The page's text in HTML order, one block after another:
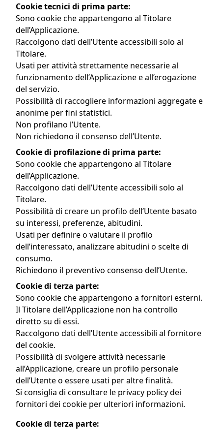
Cookie tecnici di prima parte:
Sono cookie che appartengono al Titolare
dell’Applicazione.
Raccolgono dati dell’Utente accessibili solo al
Titolare.
Usati per attività strettamente necessarie al
funzionamento dell’Applicazione e all’erogazione
del servizio.
Possibilità di raccogliere informazioni aggregate e
anonime per fini statistici.
Non profilano l’Utente.
Non richiedono il consenso dell’Utente.
Cookie di profilazione di prima parte:
Sono cookie che appartengono al Titolare
dell’Applicazione.
Raccolgono dati dell’Utente accessibili solo al
Titolare.
Possibilità di creare un profilo dell’Utente basato
su interessi, preferenze, abitudini.
Usati per definire o valutare il profilo
dell’interessato, analizzare abitudini o scelte di
consumo.
Richiedono il preventivo consenso dell’Utente.
Cookie di terza parte:
Sono cookie che appartengono a fornitori esterni.
Il Titolare dell’Applicazione non ha controllo
diretto su di essi.
Raccolgono dati dell’Utente accessibili al fornitore
del cookie.
Possibilità di svolgere attività necessarie
all’Applicazione, creare un profilo personale
dell’Utente o essere usati per altre finalità.
Si consiglia di consultare le privacy policy dei
fornitori dei cookie per ulteriori informazioni.
Cookie di terza parte: